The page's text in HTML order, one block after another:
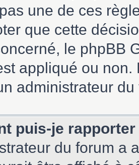
une de ces
que cette
le phpBB
appliqué ou non.
administrateur du
puis-je
du forum a